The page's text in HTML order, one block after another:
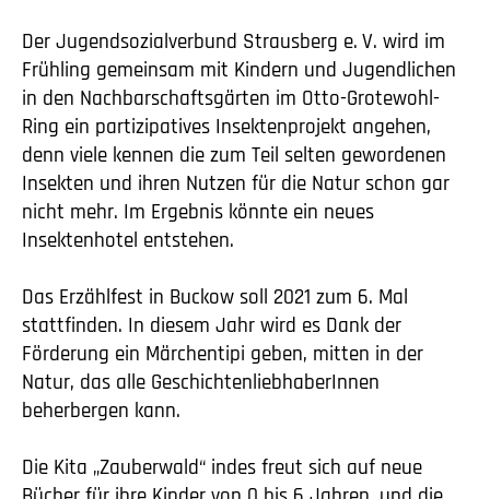
Der Jugendsozialverbund Strausberg e. V. wird im
Frühling gemeinsam mit Kindern und Jugendlichen
in den Nachbarschaftsgärten im Otto-Grotewohl-
Ring ein partizipatives Insektenprojekt angehen,
denn viele kennen die zum Teil selten gewordenen
Insekten und ihren Nutzen für die Natur schon gar
nicht mehr. Im Ergebnis könnte ein neues
Insektenhotel entstehen.
Das Erzählfest in Buckow soll 2021 zum 6. Mal
stattfinden. In diesem Jahr wird es Dank der
Förderung ein Märchentipi geben, mitten in der
Natur, das alle GeschichtenliebhaberInnen
beherbergen kann.
Die Kita „Zauberwald“ indes freut sich auf neue